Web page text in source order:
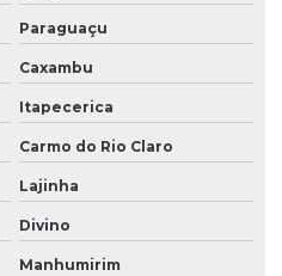
Paraguaçu
Caxambu
Itapecerica
Carmo do Rio Claro
Lajinha
Divino
Manhumirim